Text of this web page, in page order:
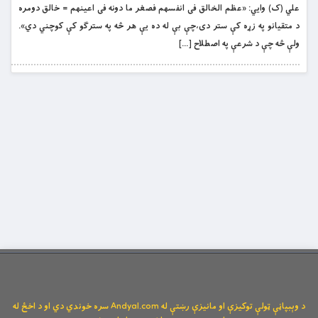
علي (ک) وایي: «عظم الخالق فى انفسهم فصغر ما دونه فى اعينهم = خالق دومره
د متقیانو په زړه کې ستر دی،چې بې له ده یې هر څه په سترګو کې کوچني دي».
ولې څه چې د شرعې په اصطلاح […]
د وېبپاڼې ټولې توکیزې او مانیزې رښتې له Andyal.com سره خوندي دي او د اخځ له